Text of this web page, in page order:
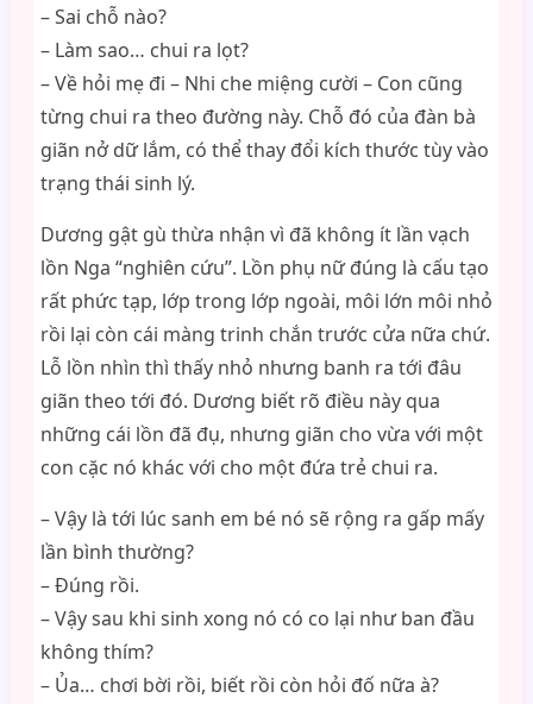
– Sai chỗ nào?
– Làm sao… chui ra lọt?
– Về hỏi mẹ đi – Nhi che miệng cười – Con cũng
từng chui ra theo đường này. Chỗ đó của đàn bà
giãn nở dữ lắm, có thể thay đổi kích thước tùy vào
trạng thái sinh lý.
Dương gật gù thừa nhận vì đã không ít lần vạch
lồn Nga “nghiên cứu”. Lồn phụ nữ đúng là cấu tạo
rất phức tạp, lớp trong lớp ngoài, môi lớn môi nhỏ
rồi lại còn cái màng trinh chắn trước cửa nữa chứ.
Lỗ lồn nhìn thì thấy nhỏ nhưng banh ra tới đâu
giãn theo tới đó. Dương biết rõ điều này qua
những cái lồn đã đụ, nhưng giãn cho vừa với một
con cặc nó khác với cho một đứa trẻ chui ra.
– Vậy là tới lúc sanh em bé nó sẽ rộng ra gấp mấy
lần bình thường?
– Đúng rồi.
– Vậy sau khi sinh xong nó có co lại như ban đầu
không thím?
– Ủa… chơi bời rồi, biết rồi còn hỏi đố nữa à?